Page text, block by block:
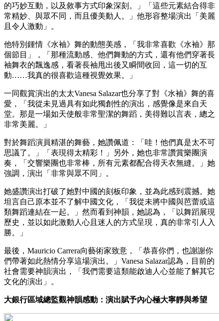
的巧妙互動，以及敘事方式印象深刻。」「這些元素結合得非
常精妙、與眾不同，而且優美動人。」他形容整場演出「美麗
且令人激動」。
他特別鍾情《水袖》舞的動態美感，「我非常喜歡《水袖》那
個節目」，「那種流動感、他們舞動的方式，還有他們穿著長
袖舞衣的飄逸感，看著長袖甩出後又瞬間收回，這一切的互
動……我真的很喜歡這種視覺效果。」
一同觀賞演出的太太Vanesa Salazar也分享了對《水袖》舞的喜
愛，「我從未見過具有如此獨創性的演出，感覺像是來自天
堂。那是一場如天使般非常聖潔的舞蹈，美得難以言表，總之
非常美麗。」
對於舞蹈演員精湛的舞藝，她讚佩道：「哇！他們真是太不可
思議了。」「表現得太精彩！」另外，她也非常讚賞樂團演
奏，「交響樂團也非常棒，所有元素都配合得天衣無縫。」她
強調，演出「非常與眾不同」。
她盛讚演出打破了她對中國的刻板印象，並為此感到震撼。她
坦言自己原本並不了解中國文化，「我從未將中國與芭蕾或這
類舞蹈連結在一起。」然而看到神韻，她認為，「以舞蹈展現
歷史，並以如此激動人心且迷人的方式呈現，真的非常引人入
勝。」
最後，Mauricio Carrera向藝術家致意，「恭喜你們，也謝謝你
們帶著如此熱情分享這場演出。」Vanesa Salazar認為，目前的
社會需要神韻演出，「我們需要這類能啟迪人心並能了解其它
文化的演出」。
大銀行區域總監觀神韻感動：演出賦予內心極大寧靜與希望